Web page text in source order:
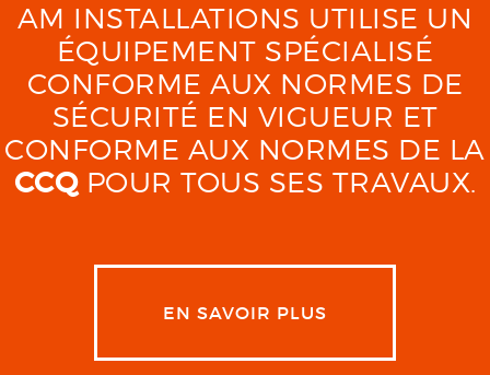
AM INSTALLATIONS UTILISE UN
ÉQUIPEMENT SPÉCIALISÉ
CONFORME AUX NORMES DE
SÉCURITÉ EN VIGUEUR ET
CONFORME AUX NORMES DE LA
CCQPOUR TOUS SES TRAVAUX.
EN SAVOIR PLUS